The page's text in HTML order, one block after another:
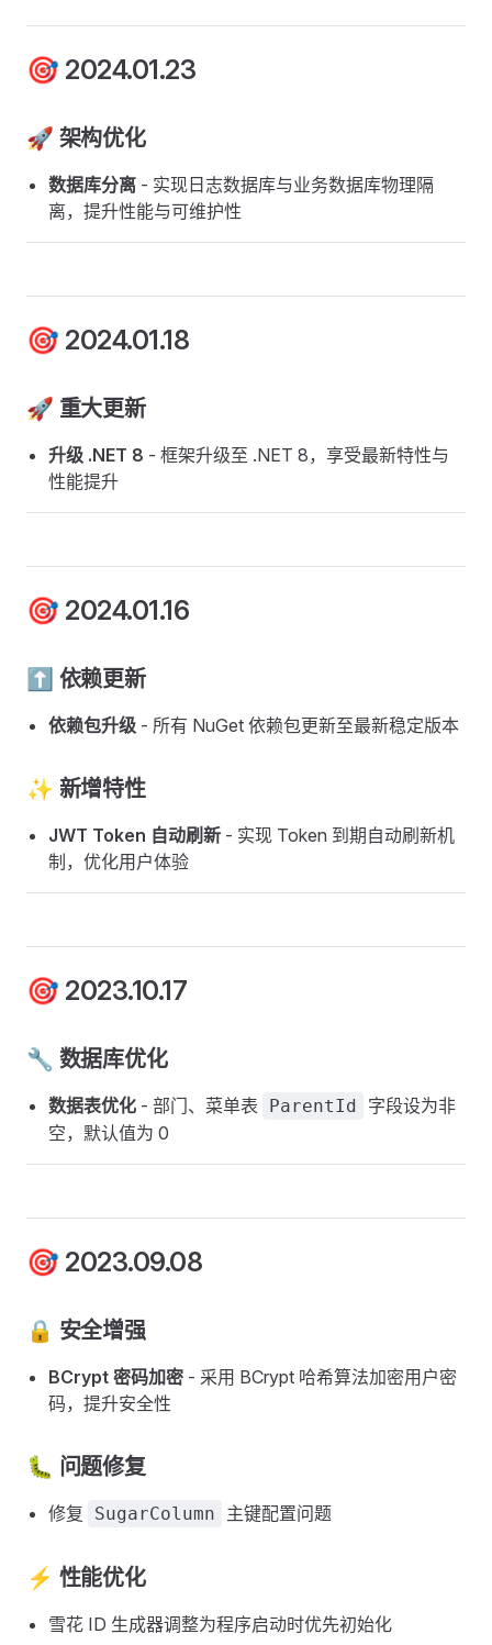
🎯 2024.01.23
🚀 架构优化
数据库分离 - 实现日志数据库与业务数据库物理隔
离，提升性能与可维护性
🎯 2024.01.18
🚀 重大更新
升级 .NET 8 - 框架升级至 .NET 8，享受最新特性与
性能提升
🎯 2024.01.16
⬆️ 依赖更新
依赖包升级 - 所有 NuGet 依赖包更新至最新稳定版本
✨ 新增特性
JWT Token 自动刷新 - 实现 Token 到期自动刷新机
制，优化用户体验
🎯 2023.10.17
🔧 数据库优化
数据表优化 - 部门、菜单表 ParentId
字段设为非
空，默认值为 0
🎯 2023.09.08
🔒 安全增强
BCrypt 密码加密 - 采用 BCrypt 哈希算法加密用户密
码，提升安全性
🐛 问题修复
修复 SugarColumn 主键配置问题
⚡ 性能优化
雪花 ID 生成器调整为程序启动时优先初始化